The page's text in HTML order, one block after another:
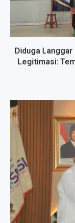
Diduga
Legitimasi: